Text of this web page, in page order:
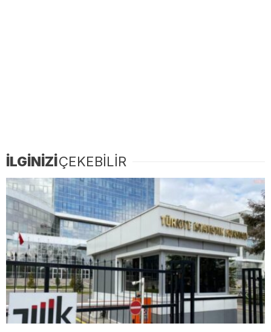
İLGİNİZİÇEKEBİLİR